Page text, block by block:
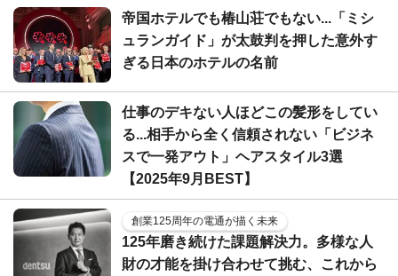
帝国ホテルでも椿山荘でもない...「ミシ
ュランガイド」が太鼓判を押した意外す
ぎる日本のホテルの名前
仕事のデキない人ほどこの髪形をしてい
る...相手から全く信頼されない「ビジネ
スで一発アウト」ヘアスタイル3選
【2025年9月BEST】
創業125周年の電通が描く未来
125年磨き続けた課題解決力。多様な人
財の才能を掛け合わせて挑む、これから